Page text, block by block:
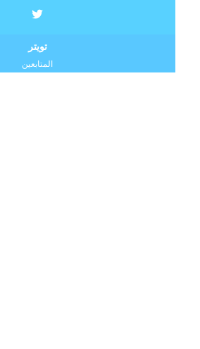
تويتر
المتابعين